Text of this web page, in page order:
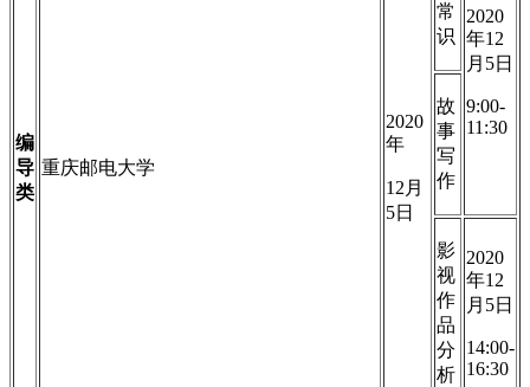
编
导
类
重庆邮电大学
2020
年
12月
5日
常
识
2020
年12
月5日
9:00-
11:30
故
事
写
作
影
视
作
品
分
析
2020
年12
月5日
14:00-
16:30